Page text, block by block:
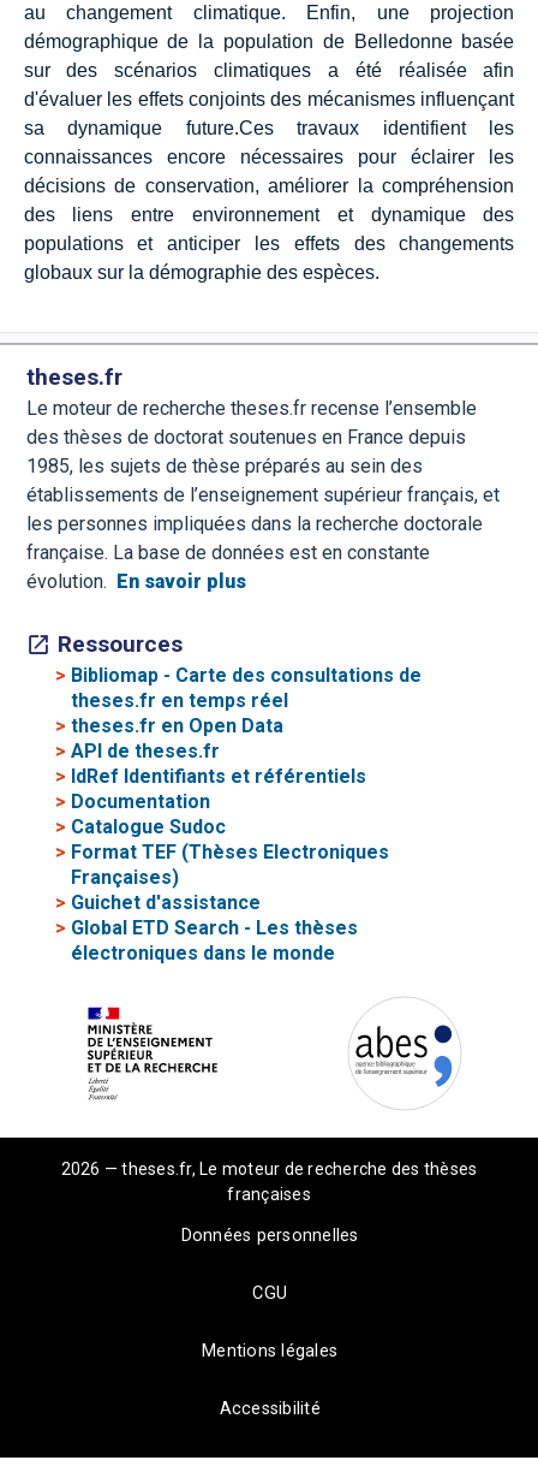
au changement climatique. Enfin, une projection
démographique de la population de Belledonne basée
sur des scénarios climatiques a été réalisée afin
d'évaluer les effets conjoints des mécanismes influençant
sa dynamique future.Ces travaux identifient les
connaissances encore nécessaires pour éclairer les
décisions de conservation, améliorer la compréhension
des liens entre environnement et dynamique des
populations et anticiper les effets des changements
globaux sur la démographie des espèces.
theses.fr
Le moteur de recherche theses.fr recense l’ensemble
des thèses de doctorat soutenues en France depuis
1985, les sujets de thèse préparés au sein des
établissements de l’enseignement supérieur français, et
les personnes impliquées dans la recherche doctorale
française. La base de données est en constante
évolution.
En savoir plus
Ressources
> Bibliomap - Carte des consultations de
theses.fr en temps réel
>theses.fr en Open Data
>API de theses.fr
> IdRef Identifiants et référentiels
> Documentation
> Catalogue Sudoc
> Format TEF (Thèses Electroniques
Françaises)
> Guichet d'assistance
> Global ETD Search - Les thèses
électroniques dans le monde
2026 — theses.fr, Le moteur de recherche des thèses
françaises
Données personnelles
CGU
Mentions légales
Accessibilité